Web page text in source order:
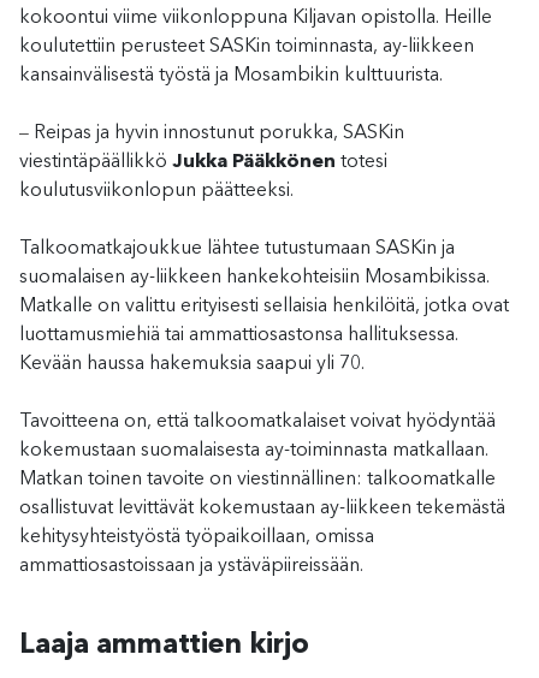
kokoontui viime viikonloppuna Kiljavan opistolla. Heille
koulutettiin perusteet SASKin toiminnasta, ay-liikkeen
kansainvälisestä työstä ja Mosambikin kulttuurista.
– Reipas ja hyvin innostunut porukka, SASKin
viestintäpäällikkö Jukka Pääkkönen totesi
koulutusviikonlopun päätteeksi.
Talkoomatkajoukkue lähtee tutustumaan SASKin ja
suomalaisen ay-liikkeen hankekohteisiin Mosambikissa.
Matkalle on valittu erityisesti sellaisia henkilöitä, jotka ovat
luottamusmiehiä tai ammattiosastonsa hallituksessa.
Kevään haussa hakemuksia saapui yli 70.
Tavoitteena on, että talkoomatkalaiset voivat hyödyntää
kokemustaan suomalaisesta ay-toiminnasta matkallaan.
Matkan toinen tavoite on viestinnällinen: talkoomatkalle
osallistuvat levittävät kokemustaan ay-liikkeen tekemästä
kehitysyhteistyöstä työpaikoillaan, omissa
ammattiosastoissaan ja ystäväpiireissään.
Laaja ammattien kirjo